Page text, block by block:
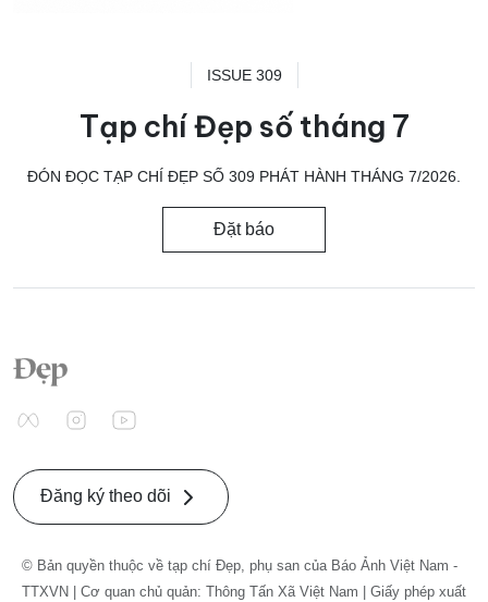
ISSUE 309
Tạp chí Đẹp số tháng 7
ĐÓN ĐỌC TẠP CHÍ ĐẸP SỐ 309 PHÁT HÀNH THÁNG 7/2026.
Đặt báo
Đăng ký theo dõi
© Bản quyền thuộc về tạp chí Đẹp, phụ san của Báo Ảnh Việt Nam -
TTXVN | Cơ quan chủ quản: Thông Tấn Xã Việt Nam | Giấy phép xuất